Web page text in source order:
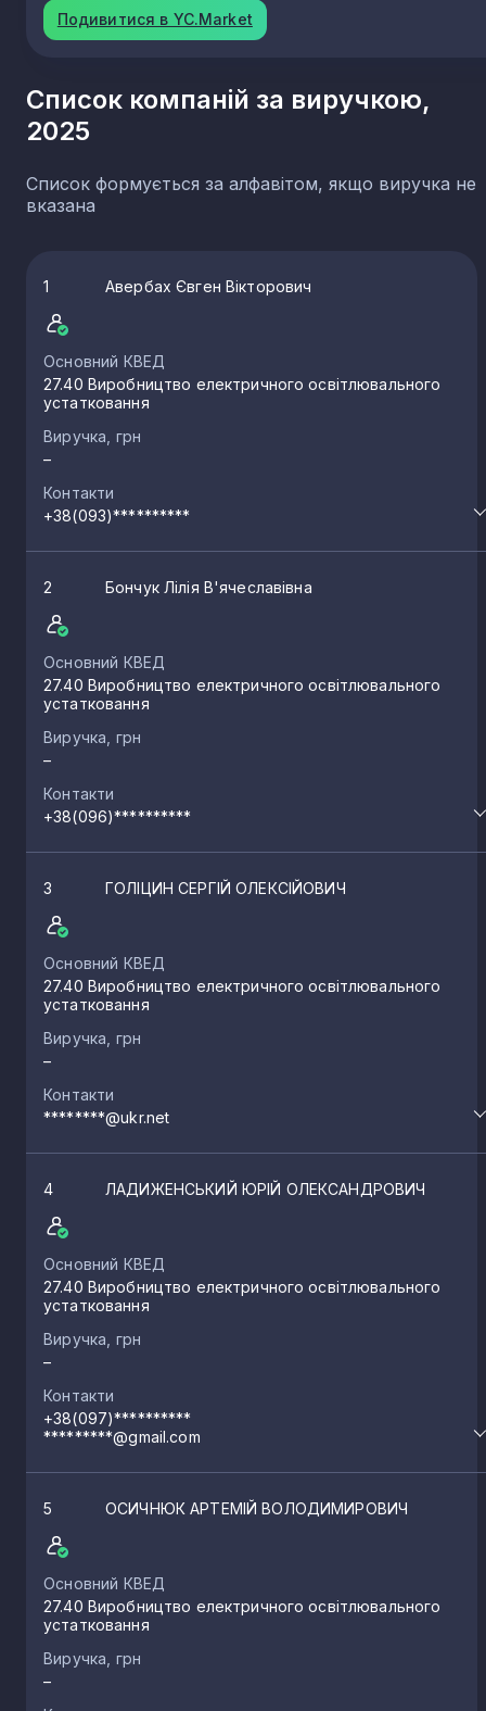
Подивитися в YC.Market
Список компаній за виручкою,
2025
Список формується за алфавітом, якщо виручка не
вказана
1 Авербах Євген Вікторович
Основний КВЕД
27.40 Виробництво електричного освітлювального
устатковання
Виручка, грн
–
Контакти
+38(093)**********
2 Бончук Лілія В'ячеславівна
Основний КВЕД
27.40 Виробництво електричного освітлювального
устатковання
Виручка, грн
–
Контакти
+38(096)**********
3 ГОЛІЦИН СЕРГІЙ ОЛЕКСІЙОВИЧ
Основний КВЕД
27.40 Виробництво електричного освітлювального
устатковання
Виручка, грн
–
Контакти
********@ukr.net
4 ЛАДИЖЕНСЬКИЙ ЮРІЙ ОЛЕКСАНДРОВИЧ
Основний КВЕД
27.40 Виробництво електричного освітлювального
устатковання
Виручка, грн
–
Контакти
+38(097)**********
*********@gmail.com
5 ОСИЧНЮК АРТЕМІЙ ВОЛОДИМИРОВИЧ
Основний КВЕД
27.40 Виробництво електричного освітлювального
устатковання
Виручка, грн
–